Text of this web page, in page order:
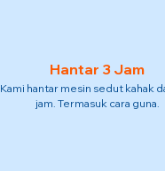
Hantar 3 Jam
Kami hantar mesin sedut kahak
jam. Termasuk cara guna.